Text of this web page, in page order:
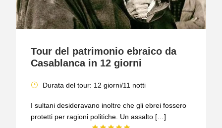
Tour del patrimonio ebraico da
Casablanca in 12 giorni
Durata del tour: 12 giorni/11 notti
I sultani desideravano inoltre che gli ebrei fossero
protetti per ragioni politiche. Un assalto […]